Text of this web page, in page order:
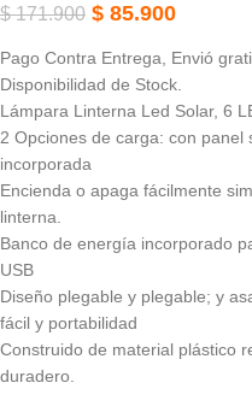
$171.900 $ 85.900
Pago Contra Entrega, Envió
Disponibilidad de Stock.
Lámpara Linterna Led Solar, 6
2 Opciones de carga: con panel
incorporada
Encienda o apaga fácilmente
linterna.
Banco de energía incorporado
USB
Diseño plegable y plegable; y
fácil y portabilidad
Construido de material plástico
duradero.